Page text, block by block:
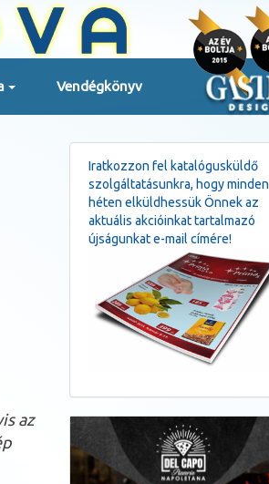
Vendégkönyv
az
Iratkozzon fel katalógusküldő
szolgáltatásunkra, hogy minden
héten elküldhessük Önnek az
aktuális akcióinkat tartalmazó
újságunkat e-mail címére!